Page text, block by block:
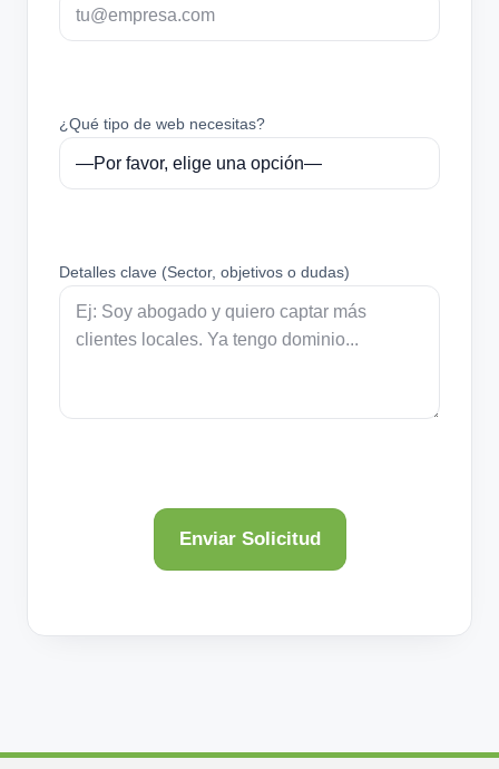
¿Qué tipo de web necesitas?
Detalles clave (Sector, objetivos o dudas)